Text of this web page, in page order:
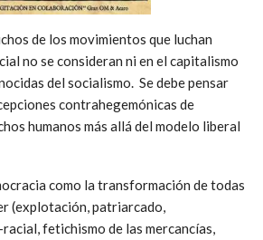
de los movimientos que luchan
no se consideran ni en el capitalismo
del socialismo. Se debe pensar
contrahegemónicas de
humanos más allá del modelo liberal
como la transformación de todas
(explotación, patriarcado,
fetichismo de las mercancías,